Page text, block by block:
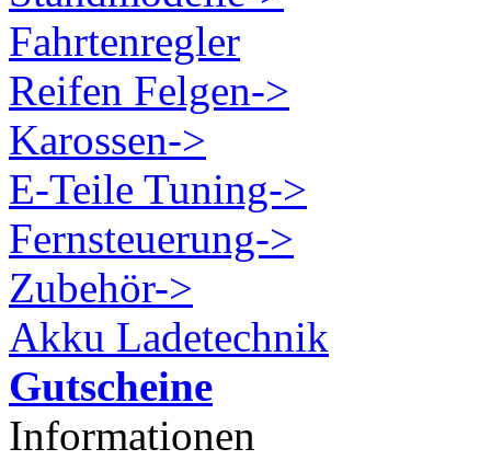
Fahrtenregler
Reifen Felgen->
Karossen->
E-Teile Tuning->
Fernsteuerung->
Zubehör->
Akku Ladetechnik
Gutscheine
Informationen